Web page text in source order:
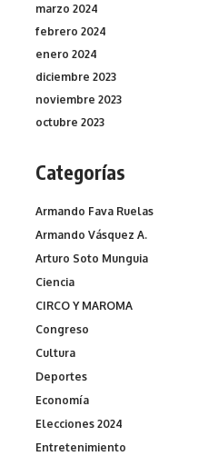
marzo 2024
febrero 2024
enero 2024
diciembre 2023
noviembre 2023
octubre 2023
Categorías
Armando Fava Ruelas
Armando Vásquez A.
Arturo Soto Munguia
Ciencia
CIRCO Y MAROMA
Congreso
Cultura
Deportes
Economía
Elecciones 2024
Entretenimiento